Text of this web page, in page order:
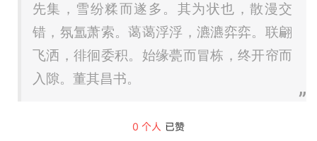
先集，雪纷糅而遂多。其为状也，散漫交
错，氛氲萧索。蔼蔼浮浮，瀌瀌弈弈。联翩
飞洒，徘徊委积。始缘甍而冒栋，终开帘而
入隙。董其昌书。
0 个人 已赞